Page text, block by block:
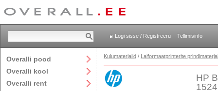
Logi sisse / Registreeru Tellimisinfo
Overalli pood
Overalli kool
Overalli rent
Kulumaterjalid / Laiformaatprinterite
HP